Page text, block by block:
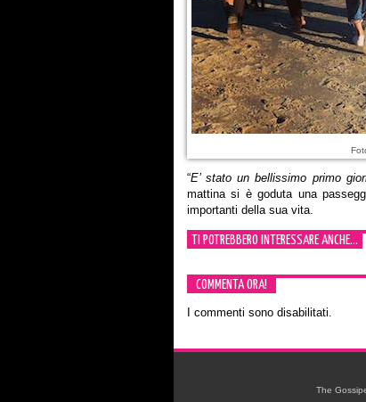
“E’ stato un bellissimo primo
mattina si è goduta una
importanti della sua vita.
TI POTREBBERO INTERESSARE ANCHE...
COMMENTA ORA!
I commenti sono disabilitati.
The